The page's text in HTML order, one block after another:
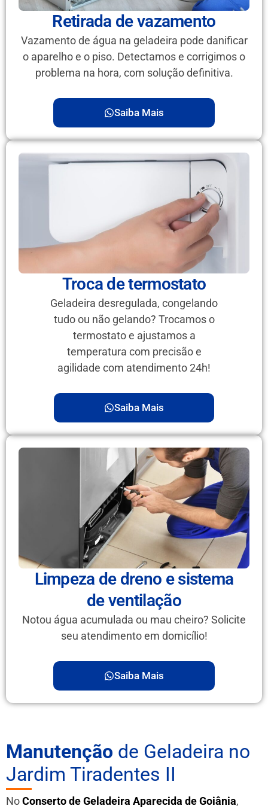
Retirada de vazamento
Vazamento de água na geladeira pode danificar
o aparelho e o piso. Detectamos e corrigimos o
problema na hora, com solução definitiva.
Saiba Mais
Troca de termostato
Geladeira desregulada, congelando
tudo ou não gelando? Trocamos o
termostato e ajustamos a
temperatura com precisão e
agilidade com atendimento 24h!
Saiba Mais
Limpeza de dreno e sistema
de ventilação
Notou água acumulada ou mau cheiro? Solicite
seu atendimento em domicílio!
Saiba Mais
Manutenção de Geladeira no
Jardim Tiradentes II
NoConserto de Geladeira Aparecida de Goiânia,